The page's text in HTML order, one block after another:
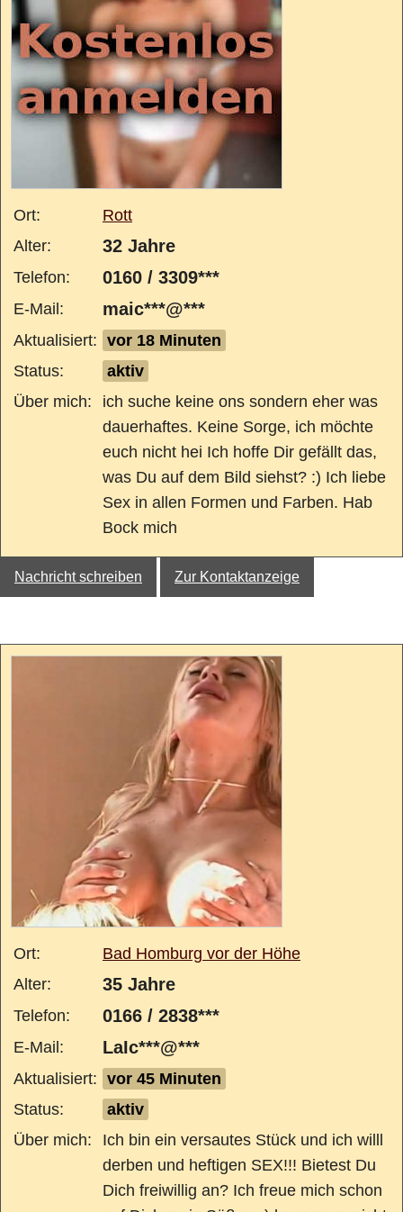
Ort:
Rott
Alter:
32 Jahre
Telefon: 0160 / 3309***
E-Mail: maic***@***
Aktualisiert: vor 18 Minuten
Status:
aktiv
Über mich:
ich suche keine ons sondern eher was
dauerhaftes. Keine Sorge, ich möchte
euch nicht hei Ich hoffe Dir gefällt das,
was Du auf dem Bild siehst? :) Ich liebe
Sex in allen Formen und Farben. Hab
Bock mich
Nachricht schreiben Zur Kontaktanzeige
Ort:
Bad Homburg vor der Höhe
Alter:
35 Jahre
Telefon: 0166 / 2838***
E-Mail: LaIc***@***
Aktualisiert: vor 45 Minuten
Status:
aktiv
Über mich:
Ich bin ein versautes Stück und ich willl
derben und heftigen SEX!!! Bietest Du
Dich freiwillig an? Ich freue mich schon